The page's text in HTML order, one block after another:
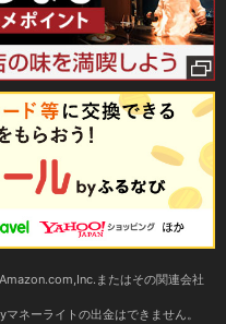
またはその関連会社
ネーライトの出金はできません。